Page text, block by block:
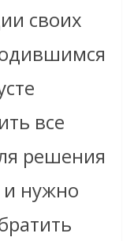
своих
все
решения
нужно